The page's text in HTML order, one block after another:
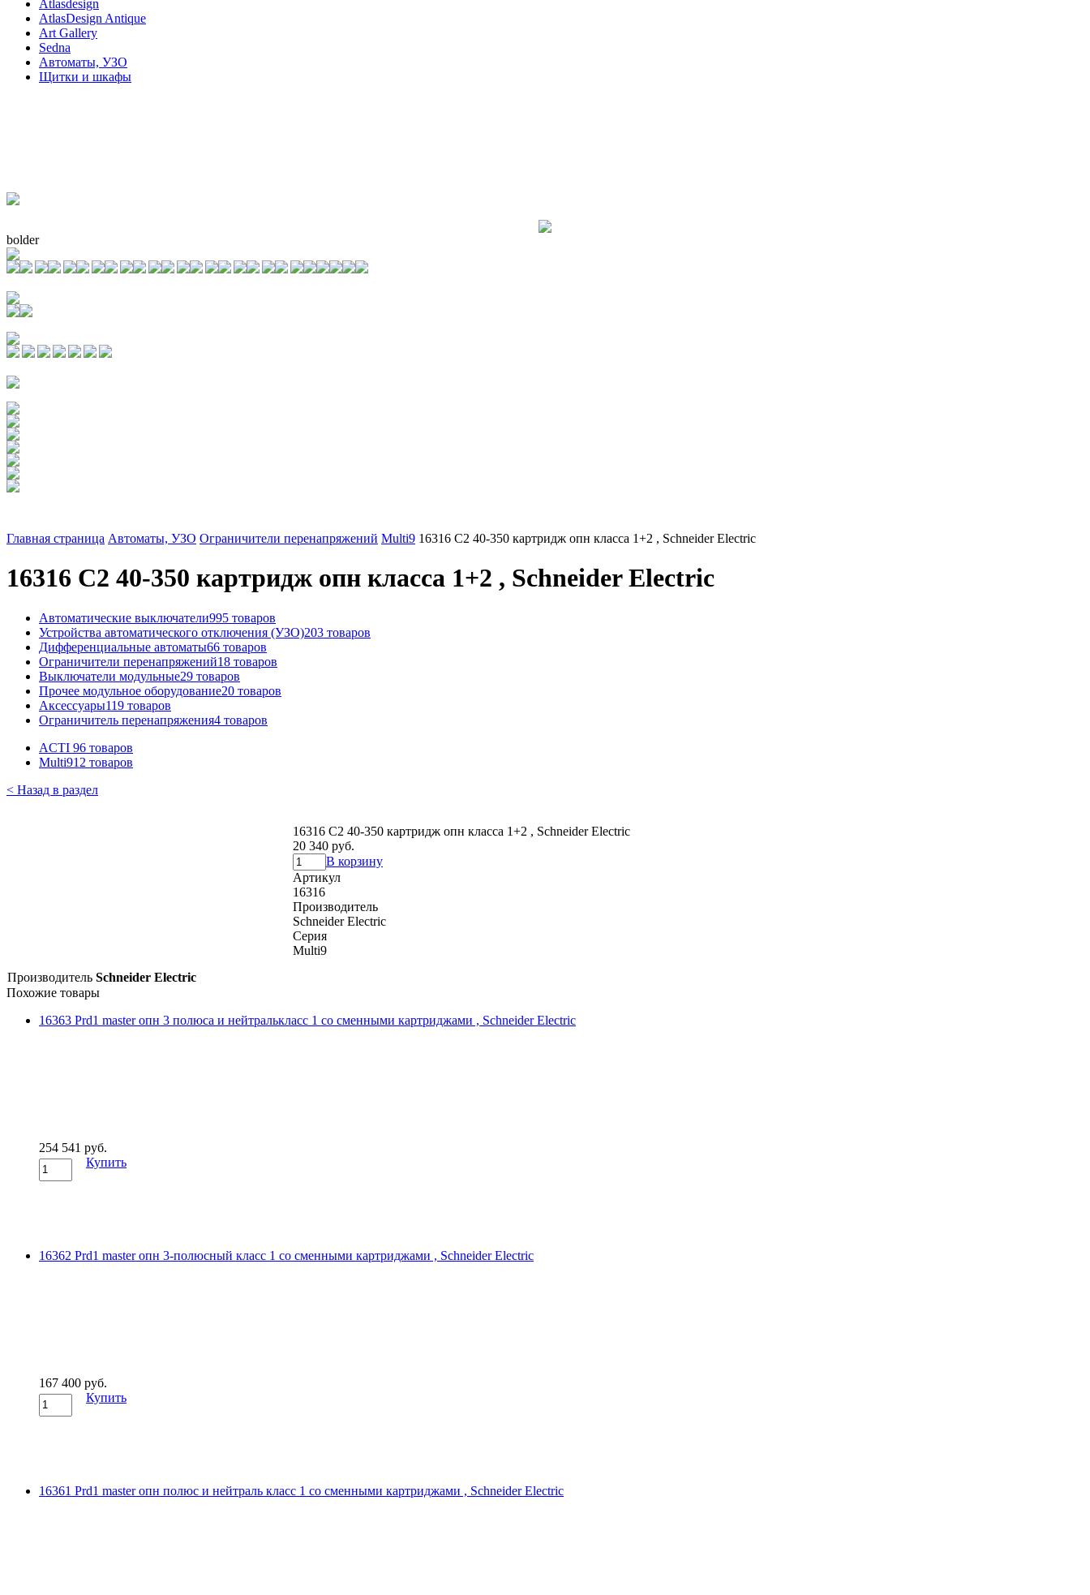
Atlasdesign
AtlasDesign Antique
Art Gallery
Sedna
Автоматы, УЗО
Щитки и шкафы
bolder
Главная страница Автоматы, УЗО Ограничители перенапряжений Multi9 16316 C2 40-350 картридж опн класса 1+2 , Schneider Electric
16316 C2 40-350 картридж опн класса 1+2 , Schneider Electric
Автоматические выключатели995 товаров
Устройства автоматического отключения (УЗО)203 товаров
Дифференциальные автоматы66 товаров
Ограничители перенапряжений18 товаров
Выключатели модульные29 товаров
Прочее модульное оборудование20 товаров
Аксессуары119 товаров
Ограничитель перенапряжения4 товаров
ACTI 96 товаров
Multi912 товаров
< Назад в раздел
16316 C2 40-350 картридж опн класса 1+2 , Schneider Electric
20 340 руб.
В корзину
Артикул
16316
Производитель
Schneider Electric
Серия
Multi9
Производитель Schneider Electric
Похожие товары
16363 Prd1 master опн 3 полюса и нейтралькласс 1 со сменными картриджами , Schneider Electric
254 541 руб.
Купить
16362 Prd1 master опн 3-полюсный класс 1 со сменными картриджами , Schneider Electric
167 400 руб.
Купить
16361 Prd1 master опн полюс и нейтраль класс 1 со сменными картриджами , Schneider Electric